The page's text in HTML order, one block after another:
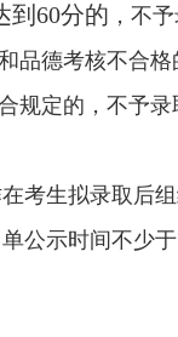
到60分的 ，不
品德考核不合格
规定的，不予录
考生拟录取后组
公示时间不少于